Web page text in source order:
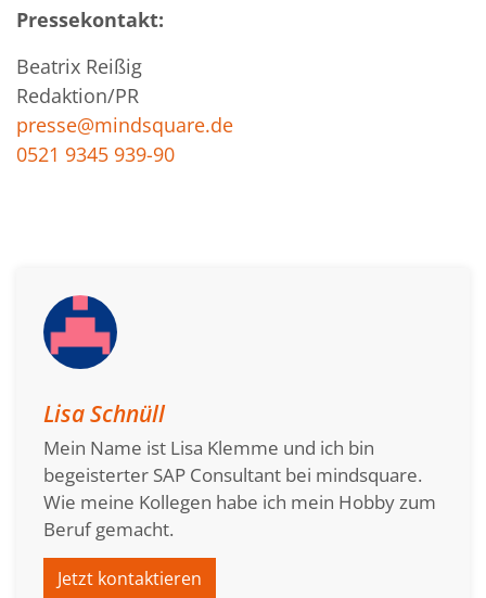
Pressekontakt:
Beatrix Reißig
Redaktion/PR
presse@mindsquare.de
0521 9345 939-90
Lisa Schnüll
Mein Name ist Lisa Klemme und ich bin
begeisterter SAP Consultant bei mindsquare.
Wie meine Kollegen habe ich mein Hobby zum
Beruf gemacht.
Jetzt kontaktieren